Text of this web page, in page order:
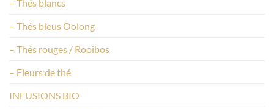
– Thés blancs
– Thés bleus Oolong
– Thés rouges / Rooibos
– Fleurs de thé
INFUSIONS BIO